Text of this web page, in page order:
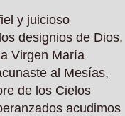
y juicioso
designios de Dios,
Virgen María
al Mesías,
de los Cielos
acudimos